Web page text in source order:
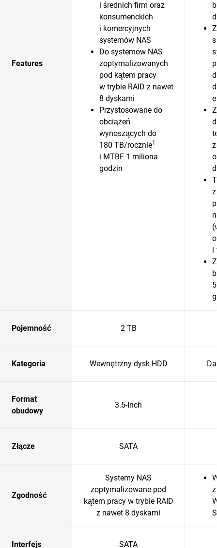
Features
i średnich firm oraz
konsumenckich
i komercyjnych
systemów NAS
Do systemów NAS
zoptymalizowanych
pod kątem pracy
w trybie RAID z nawet
8 dyskami
Przystosowane do
obciążeń
wynoszących do
180 TB/rocznie1
i MTBF 1 miliona
godzin
i
Pojemność 2 TB
Kategoria Wewnętrzny dysk HDD
Format
obudowy
3.5-Inch
Złącze SATA
Zgodność
Systemy NAS
zoptymalizowane pod
kątem pracy w trybie RAID
z nawet 8 dyskami
Interfejs SATA